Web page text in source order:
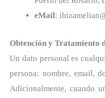
eMail:
Obtención y Tratamiento
Un dato personal es
persona: nombre, email,
Adicionalmente, cuando